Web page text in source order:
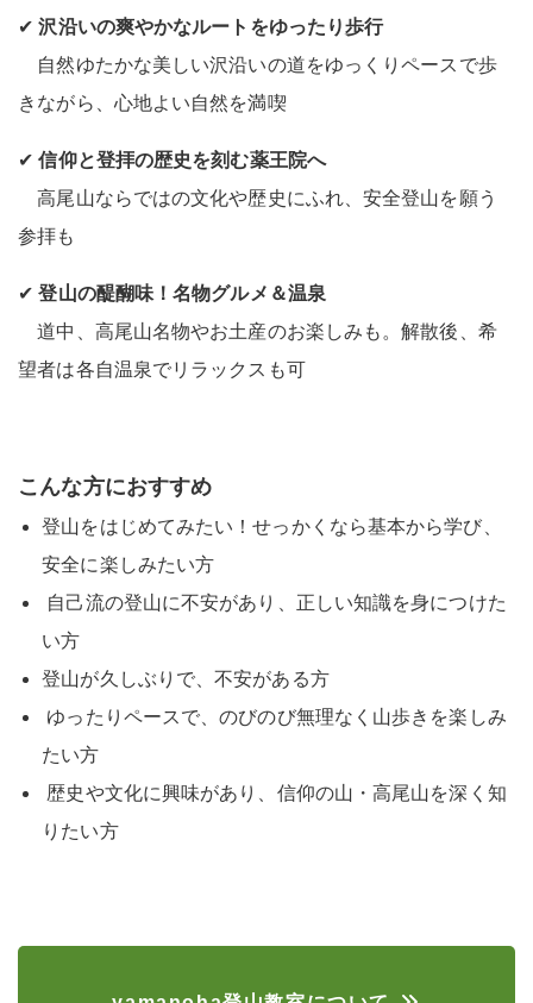
✔沢沿いの爽やかなルートをゆったり歩行
自然ゆたかな美しい沢沿いの道をゆっくりペースで歩
きながら、心地よい自然を満喫
✔信仰と登拝の歴史を刻む薬王院へ
高尾山ならではの文化や歴史にふれ、安全登山を願う
参拝も
✔登山の醍醐味！名物グルメ＆温泉
道中、高尾山名物やお土産のお楽しみも。解散後、希
望者は各自温泉でリラックスも可
こんな方におすすめ
登山をはじめてみたい！せっかくなら基本から学び、
安全に楽しみたい方
自己流の登山に不安があり、正しい知識を身につけた
い方
登山が久しぶりで、不安がある方
ゆったりペースで、のびのび無理なく山歩きを楽しみ
たい方
歴史や文化に興味があり、信仰の山・高尾山を深く知
りたい方